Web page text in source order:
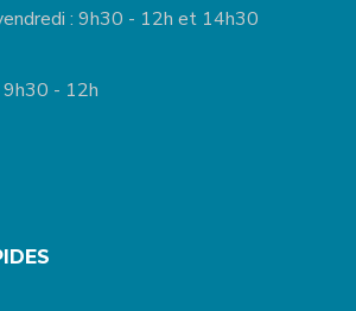
: 9h30 - 12h et 14h30
9h30 - 12h